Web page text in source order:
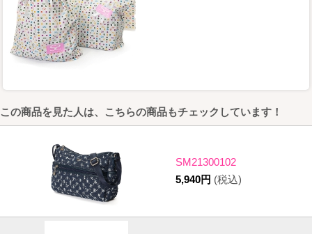
この商品を見た人は、こちらの商品もチェックしています！
SM21300102
5,940円 (税込)